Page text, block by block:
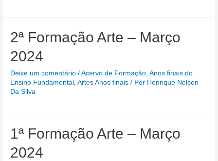
2ª Formação Arte – Março
2024
Deixe um comentário /Acervo de Formação,Anos finais do
Ensino Fundamental ,Artes Anos finais / Por Henrique Nelson
Da Silva
1ª Formação Arte – Março
2024